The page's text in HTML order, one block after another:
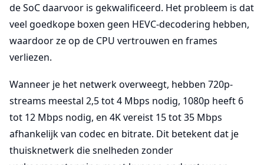
de SoC daarvoor is gekwalificeerd. Het probleem is dat
veel goedkope boxen geen HEVC-decodering hebben,
waardoor ze op de CPU vertrouwen en frames
verliezen.
Wanneer je het netwerk overweegt, hebben 720p-
streams meestal 2,5 tot 4 Mbps nodig, 1080p heeft 6
tot 12 Mbps nodig, en 4K vereist 15 tot 35 Mbps
afhankelijk van codec en bitrate. Dit betekent dat je
thuisknetwerk die snelheden zonder